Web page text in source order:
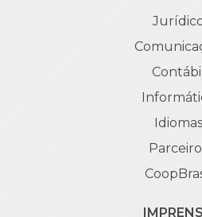
Contábil
Idiomas